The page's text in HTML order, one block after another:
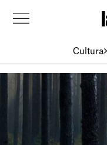
Cultura